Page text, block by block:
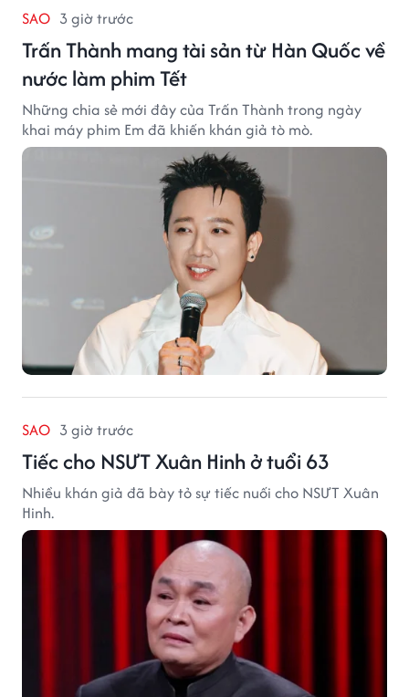
SAO 3 giờ trước
Trấn Thành mang tài sản từ Hàn Quốc về
nước làm phim Tết
Những chia sẻ mới đây của Trấn Thành trong ngày
khai máy phim Em đã khiến khán giả tò mò.
SAO 3 giờ trước
Tiếc cho NSƯT Xuân Hinh ở tuổi 63
Nhiều khán giả đã bày tỏ sự tiếc nuối cho NSƯT Xuân
Hinh.